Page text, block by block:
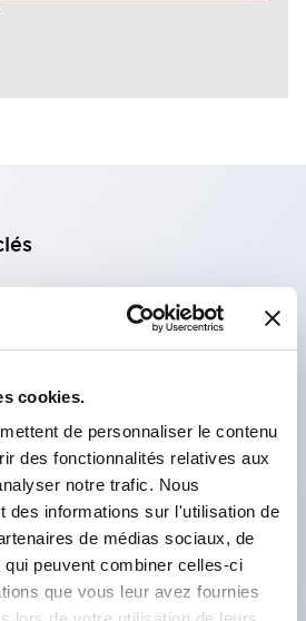
cookies.
de personnaliser le contenu
des fonctionnalités relatives aux
notre trafic. Nous
des informations sur l'utilisation de
de médias sociaux, de
peuvent combiner celles-ci
que vous leur avez fournies
explosions [Ex ia Ga] II C
IEC60079.
pour la connexion aux
(PLC). La version 16
disponible avec un
AC universelle (100 à 240 V
requise.